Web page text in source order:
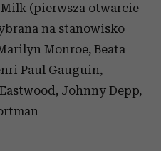
(pierwsza otwarcie
na stanowisko
Monroe, Beata
Paul Gauguin,
Johnny Depp,